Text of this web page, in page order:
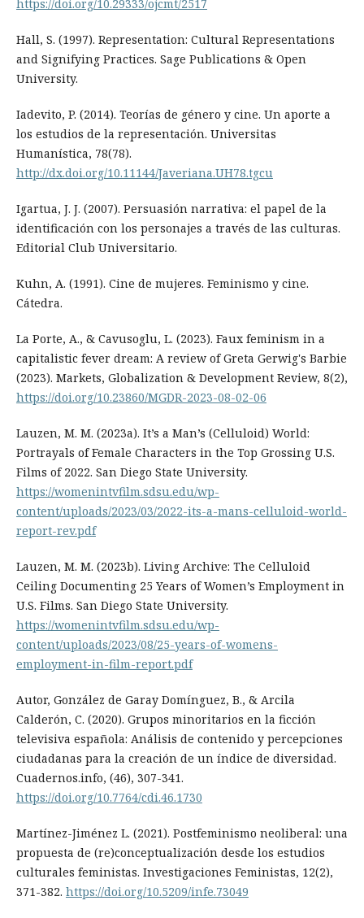
https://doi.org/10.29333/ojcmt/2517
Hall, S. (1997). Representation: Cultural Representations
and Signifying Practices. Sage Publications & Open
University.
Iadevito, P. (2014). Teorías de género y cine. Un aporte a
los estudios de la representación. Universitas
Humanística, 78(78).
http://dx.doi.org/10.11144/Javeriana.UH78.tgcu
Igartua, J. J. (2007). Persuasión narrativa: el papel de la
identificación con los personajes a través de las culturas.
Editorial Club Universitario.
Kuhn, A. (1991). Cine de mujeres. Feminismo y cine.
Cátedra.
La Porte, A., & Cavusoglu, L. (2023). Faux feminism in a
capitalistic fever dream: A review of Greta Gerwig's Barbie
(2023). Markets, Globalization & Development Review, 8(2),
https://doi.org/10.23860/MGDR-2023-08-02-06
Lauzen, M. M. (2023a). It’s a Man’s (Celluloid) World:
Portrayals of Female Characters in the Top Grossing U.S.
Films of 2022. San Diego State University.
https://womenintvfilm.sdsu.edu/wp-
content/uploads/2023/03/2022-its-a-mans-celluloid-world-
report-rev.pdf
Lauzen, M. M. (2023b). Living Archive: The Celluloid
Ceiling Documenting 25 Years of Women’s Employment in
U.S. Films. San Diego State University.
https://womenintvfilm.sdsu.edu/wp-
content/uploads/2023/08/25-years-of-womens-
employment-in-film-report.pdf
Autor, González de Garay Domínguez, B., & Arcila
Calderón, C. (2020). Grupos minoritarios en la ficción
televisiva española: Análisis de contenido y percepciones
ciudadanas para la creación de un índice de diversidad.
Cuadernos.info, (46), 307-341.
https://doi.org/10.7764/cdi.46.1730
Martínez-Jiménez L. (2021). Postfeminismo neoliberal: una
propuesta de (re)conceptualización desde los estudios
culturales feministas. Investigaciones Feministas, 12(2),
371-382. https://doi.org/10.5209/infe.73049